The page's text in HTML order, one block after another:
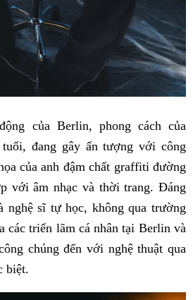
của Berlin, phong cách của
đang gây ấn tượng với công
của anh đậm chất graffiti đường
với âm nhạc và thời trang. Đáng
nghệ sĩ tự học, không qua trường
các triển lãm cá nhân tại Berlin và
chúng đến với nghệ thuật qua
biệt.